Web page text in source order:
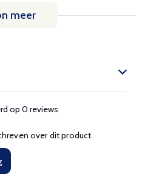
meer
op 0 reviews
over dit product.